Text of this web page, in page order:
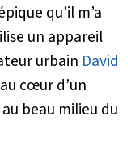
qu’il m’a
un appareil
urbain David
cœur d’un
beau milieu du